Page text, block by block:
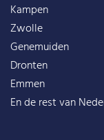
Kampen
Zwolle
Genemuiden
Dronten
Emmen
En de rest van